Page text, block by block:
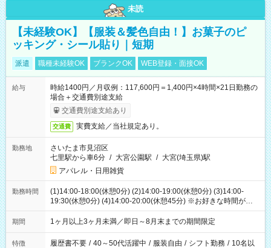
未読
【未経験OK】【服装＆髪色自由！】お菓子のピ
ッキング・シール貼り｜短期
派遣 職種未経験OK ブランクOK WEB登録・面接OK
給与
時給1400円／月収例：117,600円＝1,400円×4時間×21日勤務の
場合＋交通費別途支給
交通費別途支給あり
交通費 実費支給／当社規定あり。
勤務地
さいたま市見沼区
七里駅から車6分 / 大宮公園駅 / 大宮(埼玉県)駅
アパレル・日用雑貨
勤務時間
(1)14:00-18:00(休憩0分) (2)14:00-19:00(休憩0分) (3)14:00-
19:30(休憩0分) (4)14:00-20:00(休憩45分) ※お好きな時間が選べ
ます
期間 1ヶ月以上3ヶ月未満／即日～8月末までの期間限定
特徴 履歴書不要 / 40～50代活躍中 / 服装自由 / シフト勤務 / 10名以